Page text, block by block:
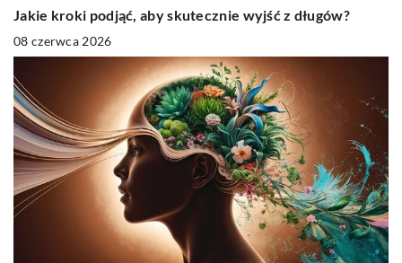
Jakie kroki podjąć, aby skutecznie wyjść z długów?
08 czerwca 2026